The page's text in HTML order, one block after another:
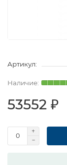
Артикул:
53552 ₽